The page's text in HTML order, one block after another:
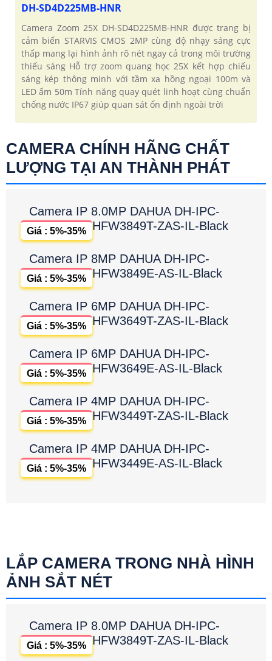
DH-SD4D225MB-HNR
Camera Zoom 25X DH-SD4D225MB-HNR được trang bị
cảm biến STARVIS CMOS 2MP cùng độ nhạy sáng cực
thấp mang lại hình ảnh rõ nét ngay cả trong môi trường
thiếu sáng Hỗ trợ zoom quang học 25X kết hợp chiếu
sáng kép thông minh với tầm xa hồng ngoại 100m và
LED ấm 50m Tính năng quay quét linh hoạt cùng chuẩn
chống nước IP67 giúp quan sát ổn định ngoài trời
CAMERA CHÍNH HÃNG CHẤT
LƯỢNG TẠI AN THÀNH PHÁT
Camera IP 8.0MP DAHUA DH-IPC-
HFW3849T-ZAS-IL-Black
Giá : 5%-35%
Camera IP 8MP DAHUA DH-IPC-
HFW3849E-AS-IL-Black
Giá : 5%-35%
Camera IP 6MP DAHUA DH-IPC-
HFW3649T-ZAS-IL-Black
Giá : 5%-35%
Camera IP 6MP DAHUA DH-IPC-
HFW3649E-AS-IL-Black
Giá : 5%-35%
Camera IP 4MP DAHUA DH-IPC-
HFW3449T-ZAS-IL-Black
Giá : 5%-35%
Camera IP 4MP DAHUA DH-IPC-
HFW3449E-AS-IL-Black
Giá : 5%-35%
LẮP CAMERA TRONG NHÀ HÌNH
ẢNH SẮT NÉT
Camera IP 8.0MP DAHUA DH-IPC-
HFW3849T-ZAS-IL-Black
Giá : 5%-35%